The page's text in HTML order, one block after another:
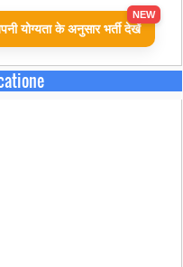
योग्यता के अनुसार भर्ती देखें
NEW